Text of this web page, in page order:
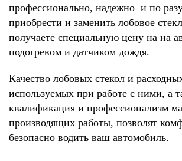
профессионально, надежно и по
приобрести и заменить лобовое
получаете специальную цену на на
подогревом и датчиком дождя.
Качество лобовых стекол и
используемых при работе с ними, а
квалификация и профессионализм
производящих работы, позволят
безопасно водить ваш автомобиль.